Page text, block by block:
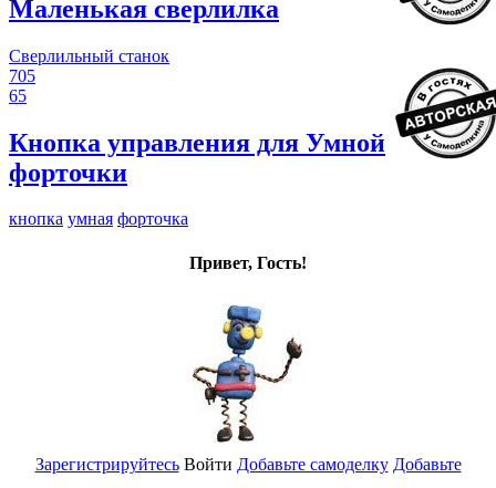
Маленькая сверлилка
Сверлильный станок
705
65
Кнопка управления для Умной
форточки
кнопка умная форточка
Привет, Гость!
Зарегистрируйтесь Войти Добавьте самоделку Добавьте